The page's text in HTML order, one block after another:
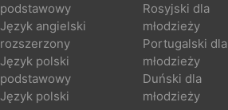
podstawowy
Język angielski
rozszerzony
Język polski
podstawowy
Język polski
Rosyjski dla
młodzieży
Portugalski dla
młodzieży
Duński dla
młodzieży